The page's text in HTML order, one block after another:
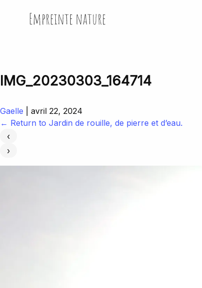
Empreinte Nature
IMG_20230303_164714
Gaelle
avril 22, 2024
← Return to Jardin de rouille, de pierre et d’eau.
‹
›